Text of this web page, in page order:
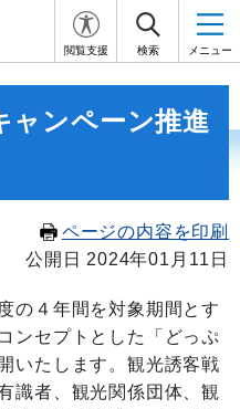
閲覧支援 検索 メニュー
ャンペーン推進
ページの内容を印刷
公開日 2024年01月11日
の４年間を対象期間とす
ンセプトとした「どっぷ
いたします。観光誘客戦
識者、観光関係団体、観